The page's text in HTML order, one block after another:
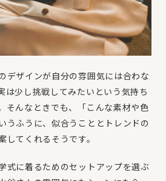
デザインが自分の雰囲気には合わな
は少し挑戦してみたいという気持ち
そんなときでも、「こんな素材や色
うふうに、似合うこととトレンドの
してくれるそうです。
式に着るためのセットアップを選ぶ